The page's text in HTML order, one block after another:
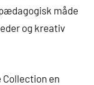
måde
og kreativ
en